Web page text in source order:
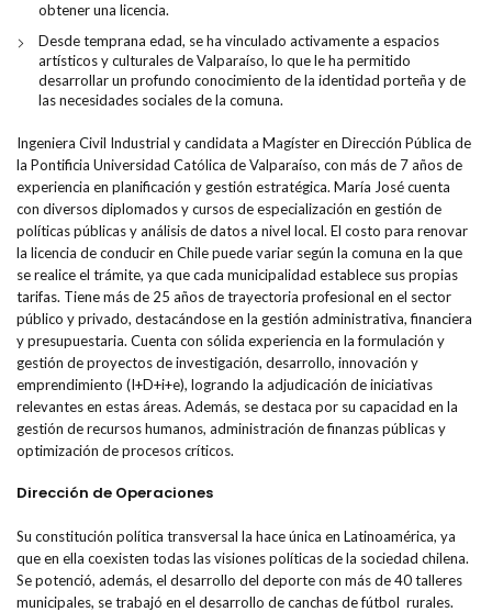
obtener una licencia.
Desde temprana edad, se ha vinculado activamente a espacios
artísticos y culturales de Valparaíso, lo que le ha permitido
desarrollar un profundo conocimiento de la identidad porteña y de
las necesidades sociales de la comuna.
Ingeniera Civil Industrial y candidata a Magíster en Dirección Pública de
la Pontificia Universidad Católica de Valparaíso, con más de 7 años de
experiencia en planificación y gestión estratégica. María José cuenta
con diversos diplomados y cursos de especialización en gestión de
políticas públicas y análisis de datos a nivel local. El costo para renovar
la licencia de conducir en Chile puede variar según la comuna en la que
se realice el trámite, ya que cada municipalidad establece sus propias
tarifas. Tiene más de 25 años de trayectoria profesional en el sector
público y privado, destacándose en la gestión administrativa, financiera
y presupuestaria. Cuenta con sólida experiencia en la formulación y
gestión de proyectos de investigación, desarrollo, innovación y
emprendimiento (I+D+i+e), logrando la adjudicación de iniciativas
relevantes en estas áreas. Además, se destaca por su capacidad en la
gestión de recursos humanos, administración de finanzas públicas y
optimización de procesos críticos.
Dirección de Operaciones
Su constitución política transversal la hace única en Latinoamérica, ya
que en ella coexisten todas las visiones políticas de la sociedad chilena.
Se potenció, además, el desarrollo del deporte con más de 40 talleres
municipales, se trabajó en el desarrollo de canchas de fútbol rurales.